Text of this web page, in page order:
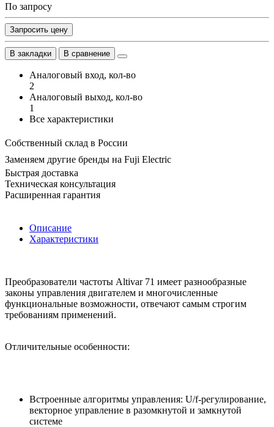
По запросу
Запросить цену
В закладки В сравнение
Аналоговый вход, кол-во
2
Аналоговый выход, кол-во
1
Все характеристики
Собственный склад в России
Заменяем другие бренды на Fuji Electric
Быстрая доставка
Техническая консультация
Расширенная гарантия
Описание
Характеристики
Преобразователи частоты Altivar 71 имеет разнообразные
законы управления двигателем и многочисленные
функциональные возможности, отвечают самым строгим
требованиям применений.
Отличительные особенности:
Встроенные алгоритмы управления: U/f-регулирование,
векторное управление в разомкнутой и замкнутой
системе